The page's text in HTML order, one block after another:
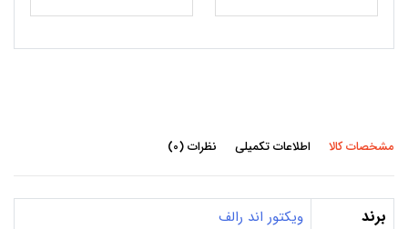
مشخصات کالا اطلاعات تکمیلی نظرات (0)
برند ویکتور اند رالف